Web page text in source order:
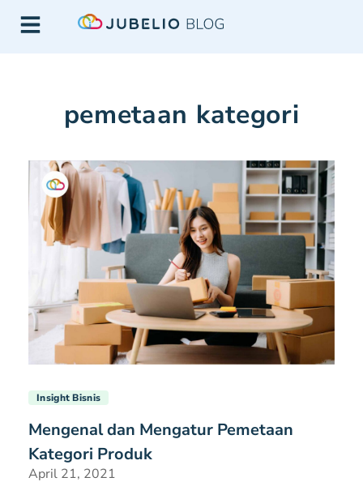
pemetaan kategori
Insight Bisnis
Mengenal dan Mengatur Pemetaan
Kategori Produk
April 21, 2021